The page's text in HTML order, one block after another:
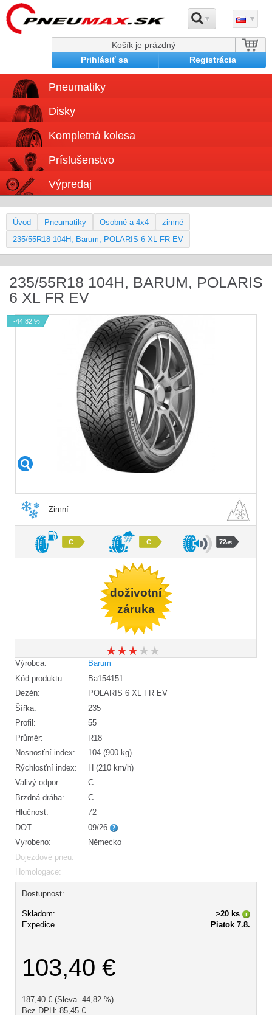
Košík je prázdný
Prihlásiť sa
Registrácia
Pneumatiky
Disky
Kompletná kolesa
Príslušenstvo
Výpredaj
Úvod Pneumatiky Osobné a 4x4
zimné
235/55R18 104H, Barum, POLARIS 6 XL FR EV
235/55R18 104H, BARUM, POLARIS
6 XL FR EV
-44,82 %
Zimní
C C 72dB
doživotní
záruka
★★★★★
★★★★★
Výrobca:
Barum
Kód produktu:
Ba154151
Dezén:
POLARIS 6 XL FR EV
Šířka:
235
Profil:
55
Průměr:
R18
Nosnosťní index:
104 (900 kg)
Rýchlosťní index:
H (210 km/h)
Valivý odpor:
C
Brzdná dráha:
C
Hlučnost:
72
DOT:
09/26
Vyrobeno:
Německo
Dojezdové pneu:
Homologace:
Dostupnost:
Skladom:
>20 ks
Expedice
Piatok 7.8.
103,40 €
187,40 € (Sleva -44,82 %)
Bez DPH: 85,45 €